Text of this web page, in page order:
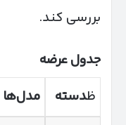
بررسی کند.
جدول عرضه
ظدسته
مدل‌ها